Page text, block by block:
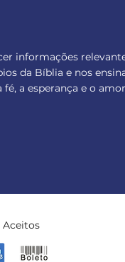
informações
da Bíblia e nos
a esperança e o
Aceitos